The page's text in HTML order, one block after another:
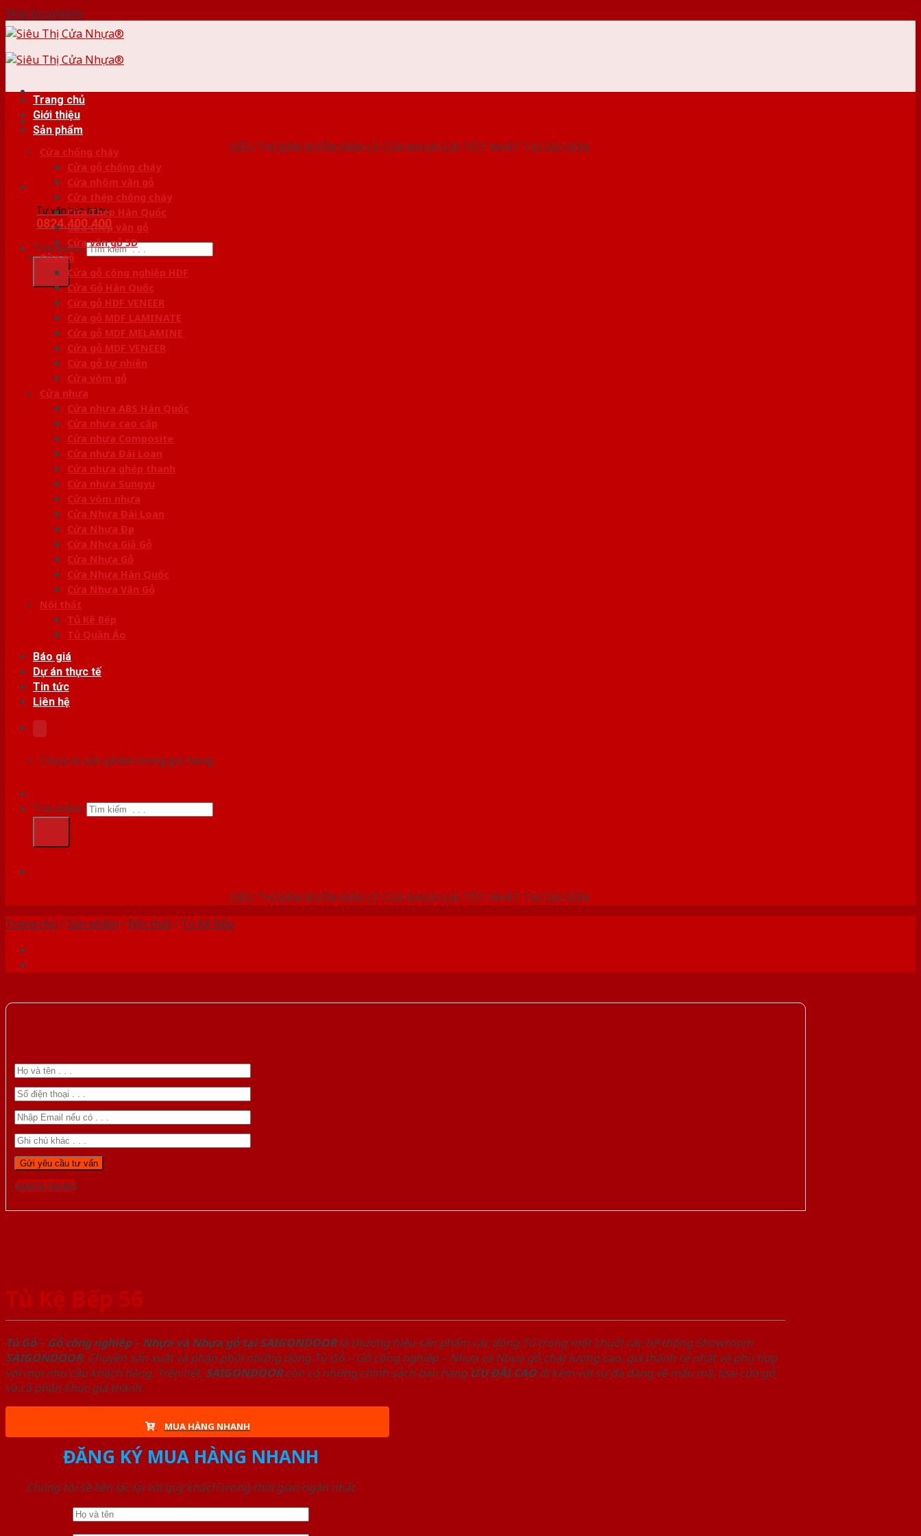
Skip to content
SIÊU THỊ BÁN BUÔN BÁN LẺ CỬA NHỰA GIÁ TỐT NHẤT TẠI SÀI GÒN
Tư vấn bán hàng
0824.400.400
Tìm kiếm:
Trang chủ
Giới thiệu
Sản phẩm
Cửa chống cháy
Cửa gỗ chống cháy
Cửa nhôm vân gỗ
Cửa thép chống cháy
Cửa Thép Hàn Quốc
Cửa thép vân gỗ
Cửa vân gỗ 5D
Cửa gỗ
Cửa gỗ công nghiệp HDF
Cửa Gỗ Hàn Quốc
Cửa gỗ HDF VENEER
Cửa gỗ MDF LAMINATE
Cửa gỗ MDF MELAMINE
Cửa gỗ MDF VENEER
Cửa gỗ tự nhiên
Cửa vòm gỗ
Cửa nhựa
Cửa nhựa ABS Hàn Quốc
Cửa nhựa cao cấp
Cửa nhựa Composite
Cửa nhựa Đài Loan
Cửa nhựa ghép thanh
Cửa nhựa Sungyu
Cửa vòm nhựa
Cửa Nhựa Đài Loan
Cửa Nhựa Đẹp
Cửa Nhựa Giả Gỗ
Cửa Nhựa Gỗ
Cửa Nhựa Hàn Quốc
Cửa Nhựa Vân Gỗ
Nội thất
Tủ Kệ Bếp
Tủ Quần Áo
Báo giá
Dự án thực tế
Tin tức
Liên hệ
Chưa có sản phẩm trong giỏ hàng.
Tìm kiếm:
SIÊU THỊ BÁN BUÔN BÁN LẺ CỬA NHỰA GIÁ TỐT NHẤT TẠI SÀI GÒN
Trang chủ /Sản phẩm / Nội thất/ Tủ Kệ Bếp
Gọi 0976.169.864
Tủ Kệ Bếp 56
Tủ Gỗ – Gỗ công nghiêp – Nhựa và Nhựa gỗ tại SAIGONDOORlà thương hiệu sản phẩm các dòng Tủ trong một chuỗi các hệ thống Showroom
SAIGONDOOR. Chuyên sản xuất và phân phối những dòng Tủ Gỗ – Gỗ công nghiêp – Nhựa và Nhựa gỗ chất lượng cao, giá thành rẻ nhất và phù hợp
với mọi nhu cầu khách hàng. Trên hết, SAIGONDOORcòn có những chính sách bán hàng ƯU ĐÃI CAOđi kèm với sự đa dạng về mẫu mã, loại cửa gỗ
và cả phân khúc giá thành.
MUA HÀNG NHANH
ĐĂNG KÝ MUA HÀNG NHANH
Chúng tôi sẽ liên lạc lại với quý khách trong thời gian ngắn nhất